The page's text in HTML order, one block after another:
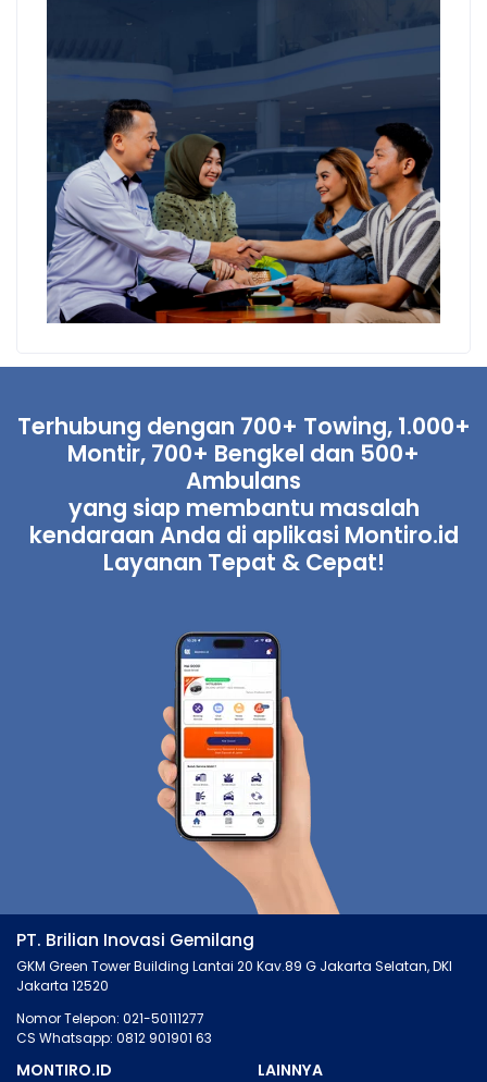
Terhubung dengan 700+ Towing, 1.000+
Montir, 700+ Bengkel dan 500+
Ambulans
yang siap membantu masalah
kendaraan Anda di aplikasi Montiro.id
Layanan Tepat & Cepat!
PT. Brilian Inovasi Gemilang
GKM Green Tower Building Lantai 20 Kav.89 G Jakarta Selatan, DKI
Jakarta 12520
Nomor Telepon: 021-50111277
CS Whatsapp: 0812 901901 63
MONTIRO.ID LAINNYA